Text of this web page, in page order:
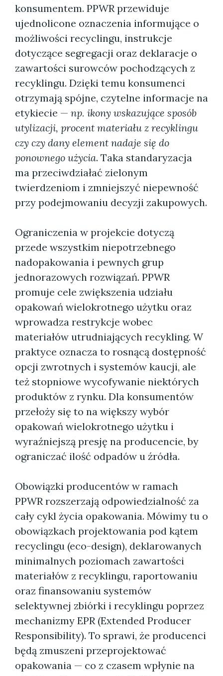
konsumentem. PPWR przewiduje
ujednolicone oznaczenia informujące o
możliwości recyclingu, instrukcje
dotyczące segregacji oraz deklaracje o
zawartości surowców pochodzących z
recyklingu. Dzięki temu konsumenci
otrzymają spójne, czytelne informacje na
etykiecie — np. ikony wskazujące sposób
utylizacji, procent materiału z recyklingu
czy czy dany element nadaje się do
ponownego użycia. Taka standaryzacja
ma przeciwdziałać zielonym
twierdzeniom i zmniejszyć niepewność
przy podejmowaniu decyzji zakupowych.
Ograniczenia w projekcie dotyczą
przede wszystkim niepotrzebnego
nadopakowania i pewnych grup
jednorazowych rozwiązań. PPWR
promuje cele zwiększenia udziału
opakowań wielokrotnego użytku oraz
wprowadza restrykcje wobec
materiałów utrudniających recykling. W
praktyce oznacza to rosnącą dostępność
opcji zwrotnych i systemów kaucji, ale
też stopniowe wycofywanie niektórych
produktów z rynku. Dla konsumentów
przełoży się to na większy wybór
opakowań wielokrotnego użytku i
wyraźniejszą presję na producencie, by
ograniczać ilość odpadów u źródła.
Obowiązki producentów w ramach
PPWR rozszerzają odpowiedzialność za
cały cykl życia opakowania. Mówimy tu o
obowiązkach projektowania pod kątem
recyclingu (eco-design), deklarowanych
minimalnych poziomach zawartości
materiałów z recyklingu, raportowaniu
oraz finansowaniu systemów
selektywnej zbiórki i recyklingu poprzez
mechanizmy EPR (Extended Producer
Responsibility). To sprawi, że producenci
będą zmuszeni przeprojektować
opakowania — co z czasem wpłynie na